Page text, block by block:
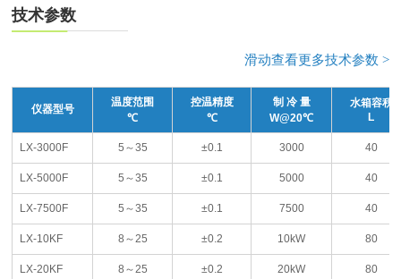
技术参数
滑动查看更多技术参数 >
仪器型号
温度范围
℃
控温精度
℃
制 冷 量
W@20℃
水箱容积
L
LX-3000F 5～35 ±0.1 3000 40
LX-5000F 5～35 ±0.1 5000 40
LX-7500F 5～35 ±0.1 7500 40
LX-10KF 8～25 ±0.2 10kW 80
LX-20KF 8～25 ±0.2 20kW 80